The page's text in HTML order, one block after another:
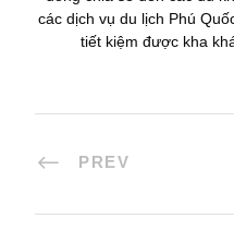
các dịch vụ du lịch Phú
tiết kiệm được kha
PREV